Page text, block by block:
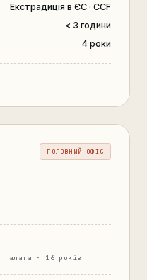
Екстрадиція в ЄС · CCF
< 3 години
4 роки
ГОЛОВНИЙ ОФІС
палата · 16 років